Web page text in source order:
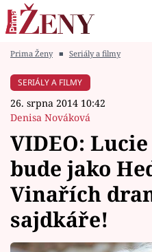
Módní alarm
Témata
Celebrity
Vztahy
Prima Ženy ■ Seriály a filmy
SERIÁLY A FILMY
26. srpna 2014 10:42
Denisa Nováková
VIDEO:
bude jako
Vinařích
sajdkáře!